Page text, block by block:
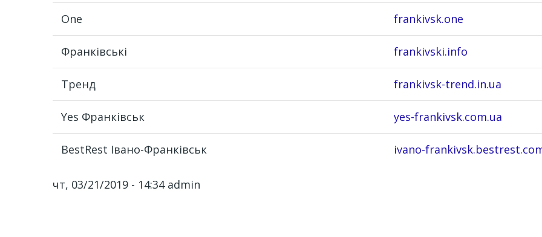
One frankivsk.one
Франківські frankivski.info
Тренд frankivsk-trend.in.ua
Yes Франківськ yes-frankivsk.com.ua
BestRest Івано-Франківськ ivano-
чт, 03/21/2019 - 14:34 admin